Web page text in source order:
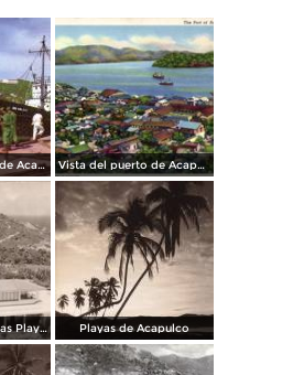
Vista del Malecón de Acapulco Vista del puerto de Acapulco
Fraccionamiento Las Playas Playas de Acapulco